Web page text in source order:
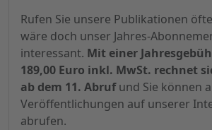
Rufen Sie unsere Publikationen
wäre doch unser Jahres-
interessant. Mit einer
189,00 Euro inkl. MwSt. rechnet
ab dem 11. Abrufund Sie können
Veröffentlichungen auf unserer
abrufen.